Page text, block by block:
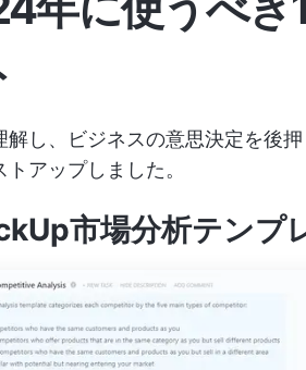
解し、ビジネスの意思決定を後
トアップしました。
市場分析テンプ